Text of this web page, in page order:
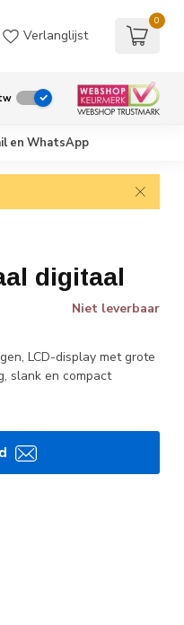
Verlanglijst
0
en WhatsApp
digitaal
Niet leverbaar
LCD-display met grote
slank en compact